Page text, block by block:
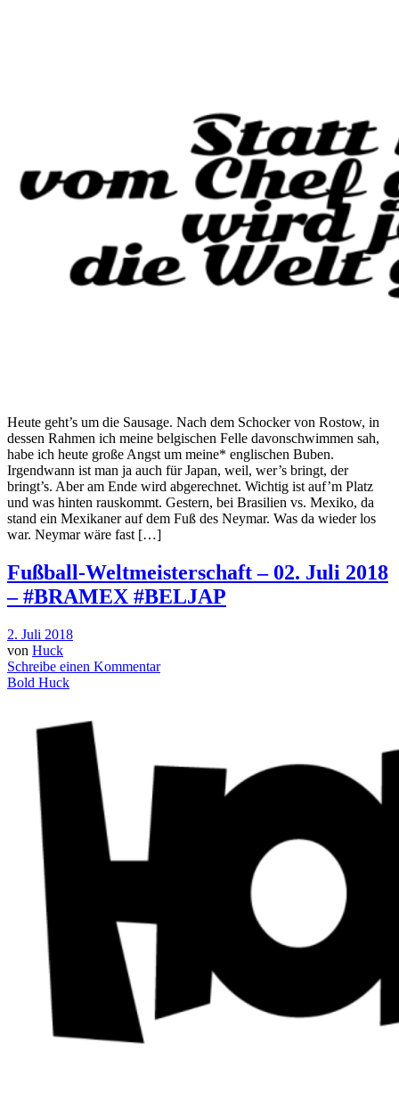
Heute geht’s um die Sausage. Nach dem Schocker von Rostow, in
dessen Rahmen ich meine belgischen Felle davonschwimmen sah,
habe ich heute große Angst um meine* englischen Buben.
Irgendwann ist man ja auch für Japan, weil, wer’s bringt, der
bringt’s. Aber am Ende wird abgerechnet. Wichtig ist auf’m Platz
und was hinten rauskommt. Gestern, bei Brasilien vs. Mexiko, da
stand ein Mexikaner auf dem Fuß des Neymar. Was da wieder los
war. Neymar wäre fast […]
Fußball-Weltmeisterschaft – 02. Juli 2018
– #BRAMEX #BELJAP
2. Juli 2018
von Huck
Schreibe einen Kommentar
Bold Huck